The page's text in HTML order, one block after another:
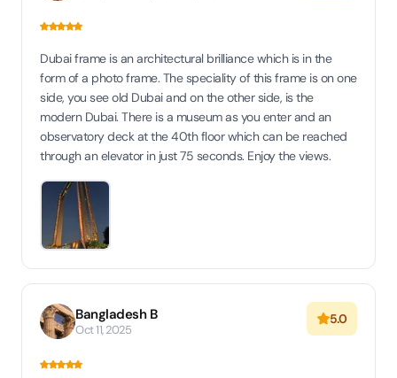
Dubai frame is an architectural brilliance which is in the
form of a photo frame. The speciality of this frame is on one
side, you see old Dubai and on the other side, is the
modern Dubai. There is a museum as you enter and an
observatory deck at the 40th floor which can be reached
through an elevator in just 75 seconds. Enjoy the views.
Bangladesh B
Oct 11, 2025
5.0